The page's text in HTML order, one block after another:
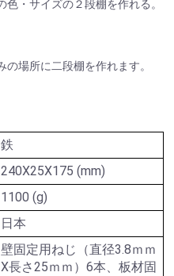
・サイズの２段棚を作れる。
場所に二段棚を作れます。
鉄
240X25X175 (mm)
1100 (g)
日本
壁固定用ねじ（直径3.8ｍｍ
Ⅹ長さ25ｍｍ）6本、板材固